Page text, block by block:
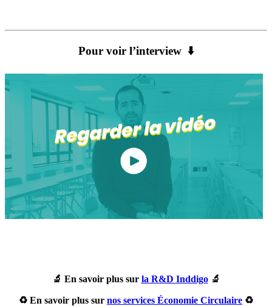
Pour voir l’interview ⬇️
🔬 En savoir plus sur la R&D Inddigo🔬
♻️ En savoir plus sur nos services Économie Circulaire ♻️